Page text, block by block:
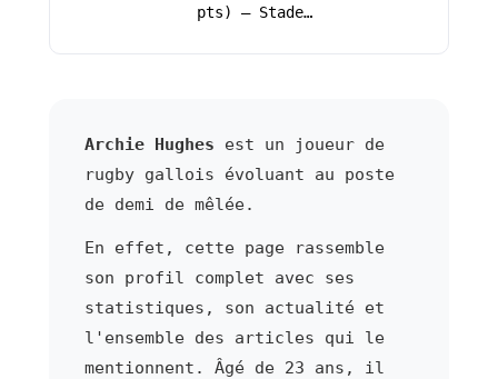
pts) – Stade…
Archie Hughes est un joueur de
rugby gallois évoluant au poste
de demi de mêlée.
En effet, cette page rassemble
son profil complet avec ses
statistiques, son actualité et
l'ensemble des articles qui le
mentionnent. Âgé de 23 ans, il